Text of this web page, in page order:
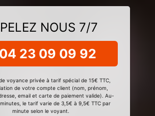
NOUS 7/7
23 09 09 92
voyance privée à tarif spécial de 15€ TTC,
de votre compte client (nom, prénom,
email et carte de paiement valide). Au-
le tarif varie de 3,5€ à 9,5€ TTC par
minute selon le voyant.